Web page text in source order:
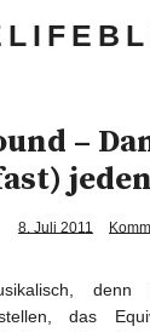
–
8. Juli 2011
das